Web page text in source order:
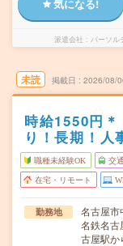
気になる!
派遣会社 パーソル
未読 掲載日 2026/08/
時給1550円
り！長期！人
職種未経験OK 交
在宅・リモート
勤務地
名古屋市
名鉄名古
古屋駅か